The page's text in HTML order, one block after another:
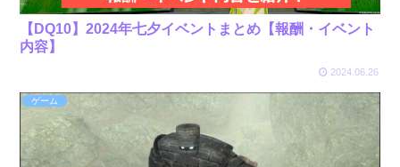
【DQ10】2024年七夕イベントまとめ【報酬・イベント
内容】
2024.06.26
ゲーム